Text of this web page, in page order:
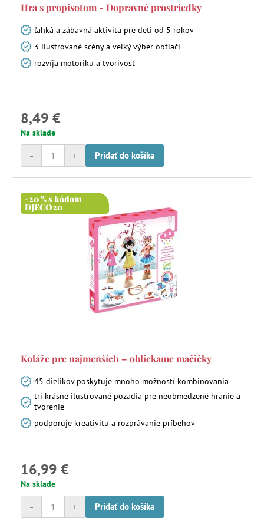
Hra s propisotom - Dopravné prostriedky
ľahká a zábavná aktivita pre deti od 5 rokov
3 ilustrované scény a veľký výber obtlačí
rozvíja motoriku a tvorivosť
8,49 €
Na sklade
+
- Pridať do košíka
-20 % s kódom
DJECO20
Koláže pre najmenších – obliekame mačičky
45 dielikov poskytuje mnoho možností kombinovania
tri krásne ilustrované pozadia pre neobmedzené hranie a
tvorenie
podporuje kreativitu a rozprávanie príbehov
16,99 €
Na sklade
+
- Pridať do košíka